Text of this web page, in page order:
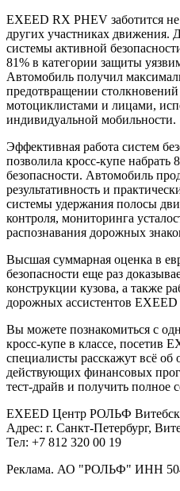
EXEED RX PHEV заботится
других участниках движения.
системы активной
81% в категории защиты
Автомобиль получил
предотвращении
мотоциклистами и лицами,
индивидуальной мобильности.
Эффективная работа систем
позволила кросс-купе набрать
безопасности. Автомобиль
результативность и
системы удержания полосы
контроля, мониторинга
распознавания дорожных
Высшая суммарная оценка в
безопасности еще раз
конструкции кузова, а также
дорожных ассистентов
Вы можете познакомиться с
кросс-купе в классе,
специалисты расскажут всё об
действующих финансовых
тест-драйв и получить полное
EXEED Центр РОЛЬФ
Адрес: г. Санкт-Петербург,
Тел: +7 812 320 00 19
Реклама. АО "РОЛЬФ" ИНН